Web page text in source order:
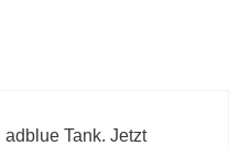
Tank. Jetzt